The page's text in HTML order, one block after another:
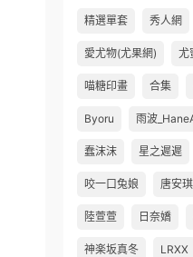
精選單套 秀人網
愛尤物(尤果網) 尤
喵糖印畫 合集
Byoru 雨波
蠢沫沫 星之遲遲
咬一口兔娘 唐安琪
陸萱萱 日奈嬌
神楽坂真冬 LRXX